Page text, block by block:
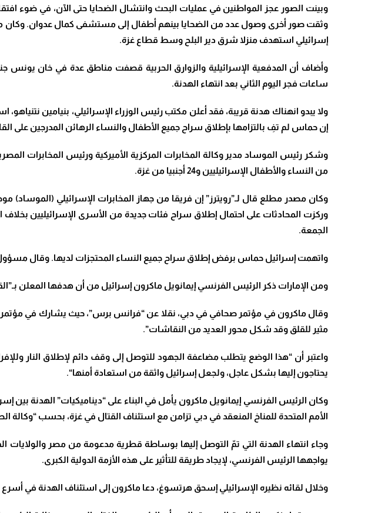
وبينت الصور عجز المواطنين في عمليات البحث وانتشال الضحايا حتى الآن، في ضوء
وثقت صور أخرى وصول عدد من الضحايا بينهم أطفال إلى مستشفى كمال عدوان.
إسرائيلي استهدف منزلا شرق دير البلح وسط قطاع غزة.
وأضاف أن المدفعية الإسرائيلية والزوارق الحربية قصفت مناطق عدة في خان يونس
ساعات فجر اليوم الثاني بعد انتهاء الهدنة.
ولا يبدو انهناك هدنة قريبة، فقد أعلن مكتب رئيس الوزراء الإسرائيلي، بنيامين
إن حماس لم تفِ بالتزامها بإطلاق سراح جميع الأطفال والنساء الرهائن المدرجين على
من النساء والأطفال الإسرائيليين و24 أجنبيا من غزة
.
وكان مصدر مطلع قال لـ”رويترز” إن فريقا من جهاز المخابرات الإسرائيلي
وركزت المحادثات على احتمال إطلاق سراح فئات جديدة من الأسرى الإسرائيليين
الجمعة.
واتهمت إسرائيل حماس برفض إطلاق سراح جميع النساء المحتجزات لديها. وقال
ومن الإمارات ذكر الرئيس الفرنسي إيمانويل ماكرون إسرائيل من أن هدفها المعلن
مثير للقلق وقد شكل محور العديد من النقاشات”.
واعتبر أن “هذا الوضع يتطلب مضاعفة الجهود للتوصل إلى وقف دائم لإطلاق النار
يحتاجون إليها بشكل عاجل، ولجعل إسرائيل واثقة من استعادة أمنها“.
وكان الرئيس الفرنسي إيمانويل ماكرون يأمل في البناء على “ديناميكيات” الهدنة
الأمم المتحدة للمناخ المنعقد في دبي تزامن مع استئناف القتال في غزة، بحسب “وكالة
وجاء انتهاء الهدنة التي تمّ التوصل إليها بوساطة قطرية مدعومة من مصر
يواجهها الرئيس الفرنسي، لإيجاد طريقة للتأثير على هذه الأزمة الدولية الكبرى.
وخلال لقائه نظيره الإسرائيلي إسحق هرتسوغ، دعا ماكرون إلى استئناف الهدنة في